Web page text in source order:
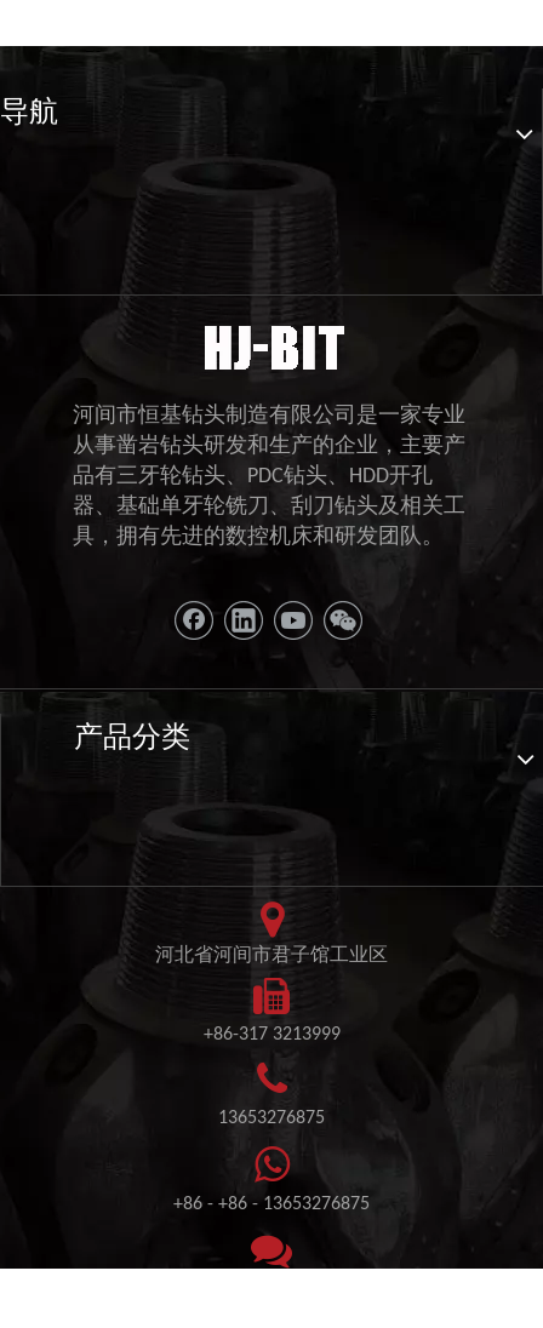
导航
河间市恒基钻头制造有限公司是一家专业
从事凿岩钻头研发和生产的企业，主要产
品有三牙轮钻头、PDC钻头、HDD开孔
器、基础单牙轮铣刀、刮刀钻头及相关工
具，拥有先进的数控机床和研发团队。
产品分类
河北省河间市君子馆工业区
+86-317 3213999
13653276875
+86 - +86 - 13653276875